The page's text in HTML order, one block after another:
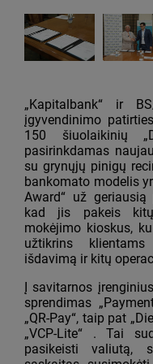
„Kapitalbank“ ir
įgyvendinimo
150 šiuolaikinių
pasirinkdamas
su grynųjų pinigų
bankomato modelis
Award“ už
kad jis pakeis
mokėjimo kioskus,
užtikrins
išdavimą ir kitų
Į savitarnos
sprendimas
„QR-Pay“, taip pat
„VCP-Lite“ . Tai
pasikeisti valiutą,